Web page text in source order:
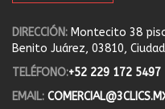
DIRECCIÓN: Montecito 38
Benito Juárez, 03810,
TELÉFONO:+52 229 172 5497
EMAIL: